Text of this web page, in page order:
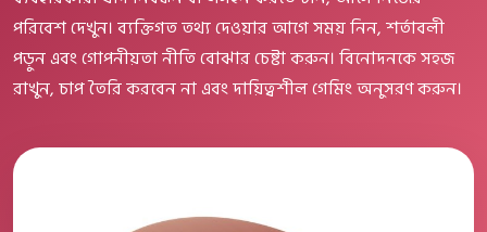
পরিবেশ দেখুন। ব্যক্তিগত তথ্য দেওয়ার আগে সময় নিন, শর্তাবলী
পড়ুন এবং গোপনীয়তা নীতি বোঝার চেষ্টা করুন। বিনোদনকে সহজ
রাখুন, চাপ তৈরি করবেন না এবং দায়িত্বশীল গেমিং অনুসরণ করুন।